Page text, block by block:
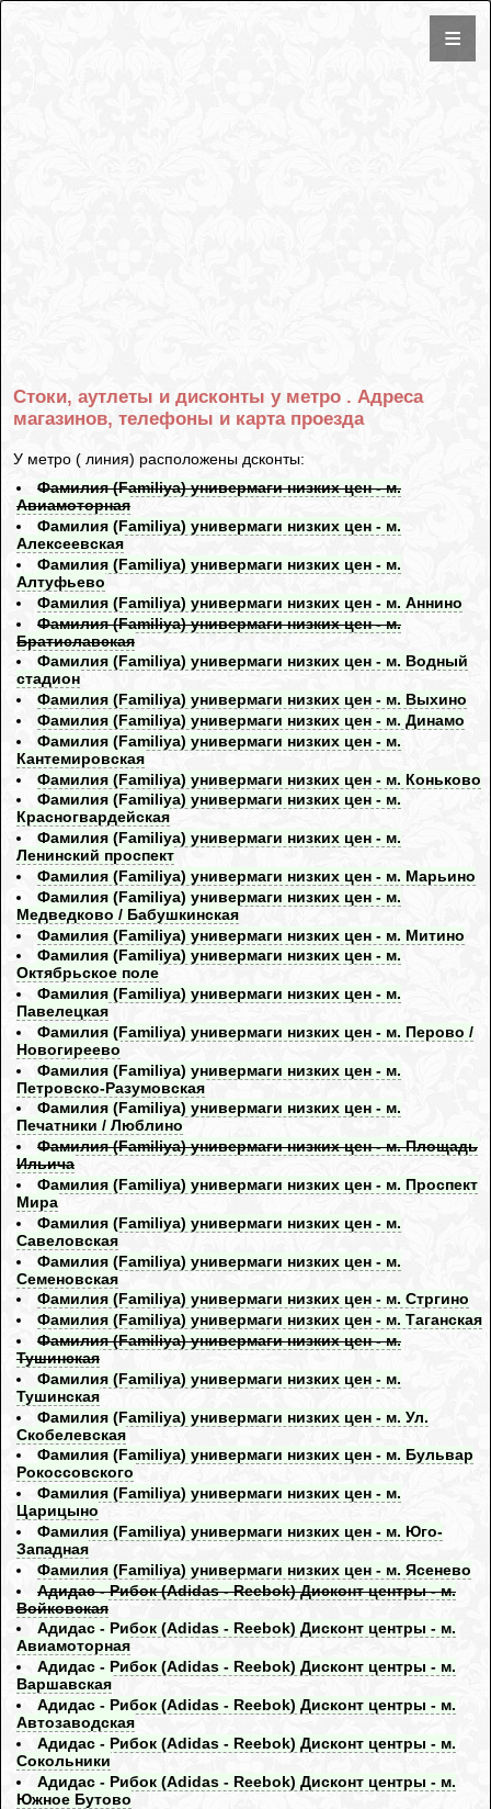
Стоки, аутлеты и дисконты у метро . Адреса
магазинов, телефоны и карта проезда
У метро ( линия) расположены дсконты:
Фамилия (Familiya) универмаги низких цен - м.
Авиамоторная
Фамилия (Familiya) универмаги низких цен - м.
Алексеевская
Фамилия (Familiya) универмаги низких цен - м.
Алтуфьево
Фамилия (Familiya) универмаги низких цен - м. Аннино
Фамилия (Familiya) универмаги низких цен - м.
Братиславская
Фамилия (Familiya) универмаги низких цен - м. Водный
стадион
Фамилия (Familiya) универмаги низких цен - м. Выхино
Фамилия (Familiya) универмаги низких цен - м. Динамо
Фамилия (Familiya) универмаги низких цен - м.
Кантемировская
Фамилия (Familiya) универмаги низких цен - м. Коньково
Фамилия (Familiya) универмаги низких цен - м.
Красногвардейская
Фамилия (Familiya) универмаги низких цен - м.
Ленинский проспект
Фамилия (Familiya) универмаги низких цен - м. Марьино
Фамилия (Familiya) универмаги низких цен - м.
Медведково / Бабушкинская
Фамилия (Familiya) универмаги низких цен - м. Митино
Фамилия (Familiya) универмаги низких цен - м.
Октябрьское поле
Фамилия (Familiya) универмаги низких цен - м.
Павелецкая
Фамилия (Familiya) универмаги низких цен - м. Перово /
Новогиреево
Фамилия (Familiya) универмаги низких цен - м.
Петровско-Разумовская
Фамилия (Familiya) универмаги низких цен - м.
Печатники / Люблино
Фамилия (Familiya) универмаги низких цен - м. Площадь
Ильича
Фамилия (Familiya) универмаги низких цен - м. Проспект
Мира
Фамилия (Familiya) универмаги низких цен - м.
Савеловская
Фамилия (Familiya) универмаги низких цен - м.
Семеновская
Фамилия (Familiya) универмаги низких цен - м. Стргино
Фамилия (Familiya) универмаги низких цен - м. Таганская
Фамилия (Familiya) универмаги низких цен - м.
Тушинская
Фамилия (Familiya) универмаги низких цен - м.
Тушинская
Фамилия (Familiya) универмаги низких цен - м. Ул.
Скобелевская
Фамилия (Familiya) универмаги низких цен - м. Бульвар
Рокоссовского
Фамилия (Familiya) универмаги низких цен - м.
Царицыно
Фамилия (Familiya) универмаги низких цен - м. Юго-
Западная
Фамилия (Familiya) универмаги низких цен - м. Ясенево
Адидас - Рибок (Adidas - Reebok) Дисконт центры - м.
Войковская
Адидас - Рибок (Adidas - Reebok) Дисконт центры - м.
Авиамоторная
Адидас - Рибок (Adidas - Reebok) Дисконт центры - м.
Варшавская
Адидас - Рибок (Adidas - Reebok) Дисконт центры - м.
Автозаводская
Адидас - Рибок (Adidas - Reebok) Дисконт центры - м.
Сокольники
Адидас - Рибок (Adidas - Reebok) Дисконт центры - м.
Южное Бутово